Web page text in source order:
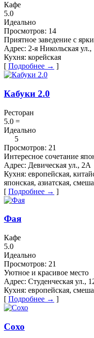
Кафе
5.0
Идеально
Просмотров: 14
Приятное заведение с
Адрес: 2-я Никольская ул.,
Кухня: корейская
[ Подробнее → ]
Кабуки 2.0
Ресторан
5.0 =
Идеально
5
Просмотров: 21
Интересное сочетание
Адрес: Девическая ул., 2А
Кухня: европейская,
японская, азиатская,
[ Подробнее → ]
Фая
Кафе
5.0
Идеально
Просмотров: 21
Уютное и красивое место
Адрес: Студенческая ул.,
Кухня: европейская,
[ Подробнее → ]
Сохо